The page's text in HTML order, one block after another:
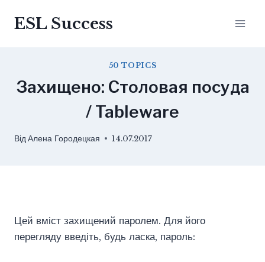
ESL Success
50 TOPICS
Захищено: Столовая посуда
/ Tableware
ВідАлена Городецкая 14.07.2017
Цей вміст захищений паролем. Для його
перегляду введіть, будь ласка, пароль: